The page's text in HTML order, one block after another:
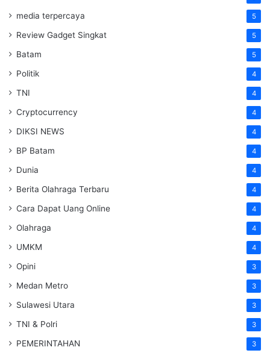
media terpercaya 5
Review Gadget Singkat 5
Batam 5
Politik 4
TNI 4
Cryptocurrency 4
DIKSI NEWS 4
BP Batam 4
Dunia 4
Berita Olahraga Terbaru 4
Cara Dapat Uang Online 4
Olahraga 4
UMKM 4
Opini 3
Medan Metro 3
Sulawesi Utara 3
TNI & Polri 3
PEMERINTAHAN 3